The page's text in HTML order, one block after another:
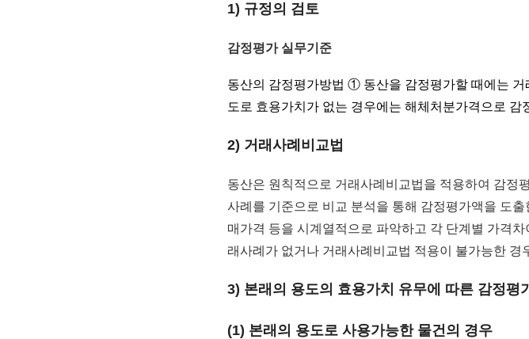
1) 규정의 검토
감정평가 실무기준
동산의 감정평가방법 ① 동산을 감정평가할 때에는
도로 효용가치가 없는 경우에는 해체처분가격으로 감
2) 거래사례비교법
동산은 원칙적으로 거래사례비교법을 적용하여 감정
사례를 기준으로 비교 분석을 통해 감정평가액을 도
매가격 등을 시계열적으로 파악하고 각 단계별 가격
래사례가 없거나 거래사례비교법 적용이 불가능한
3) 본래의 용도의 효용가치 유무에 따른 감정평
(1) 본래의 용도로 사용가능한 물건의 경우